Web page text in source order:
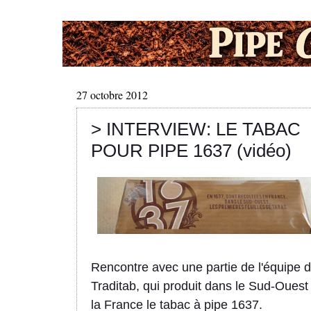
27 octobre 2012
> INTERVIEW: LE TABAC
POUR PIPE 1637 (vidéo)
Rencontre avec une partie de l'équipe
Traditab, qui produit dans le Sud-Ouest
la France le tabac à pipe 1637.